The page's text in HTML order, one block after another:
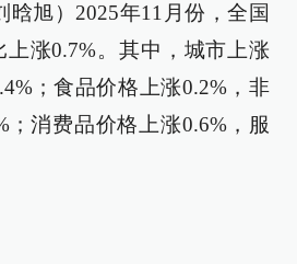
晗旭）2025年11月份，全国
上涨0.7%。其中，城市上涨
；食品价格上涨0.2%，非
；消费品价格上涨0.6%，服